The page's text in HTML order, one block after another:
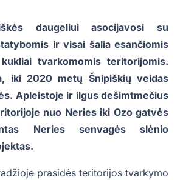
daugeliui asocijavosi su
ir visai šalia esančiomis
tvarkomomis teritorijomis.
iki 2020 metų Šnipiškių veidas
Apleistoje ir ilgus dešimtmečius
nuo Neries iki Ozo gatvės
Neries senvagės slėnio
prasidės teritorijos tvarkymo